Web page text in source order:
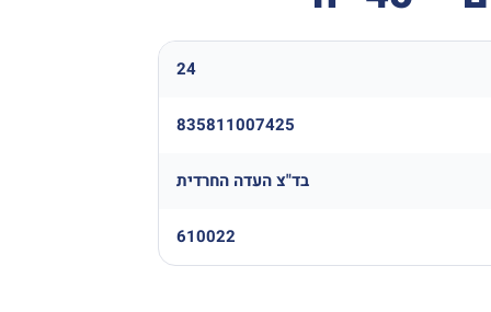
24
835811007425
בד"צ העדה החרדית
610022